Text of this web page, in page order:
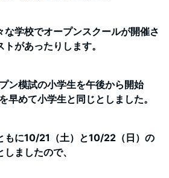
学校でオープンスクールが開催さ
があったりします。
模試の小学生を午後から開始
めて小学生と同じとしました。
に10/21（土）と10/22（日）の
ましたので、